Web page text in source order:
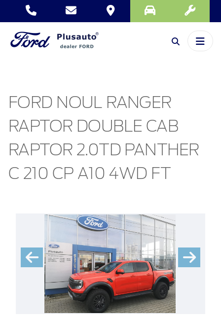
FORD NOUL RANGER
RAPTOR DOUBLE CAB
RAPTOR 2.0TD PANTHER
C 210 CP A10 4WD FT